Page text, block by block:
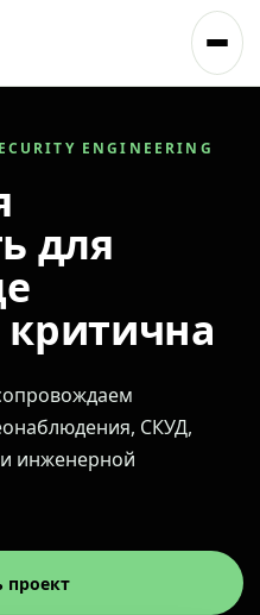
ENGINEERING
для
СКУД,
инженерной
проект